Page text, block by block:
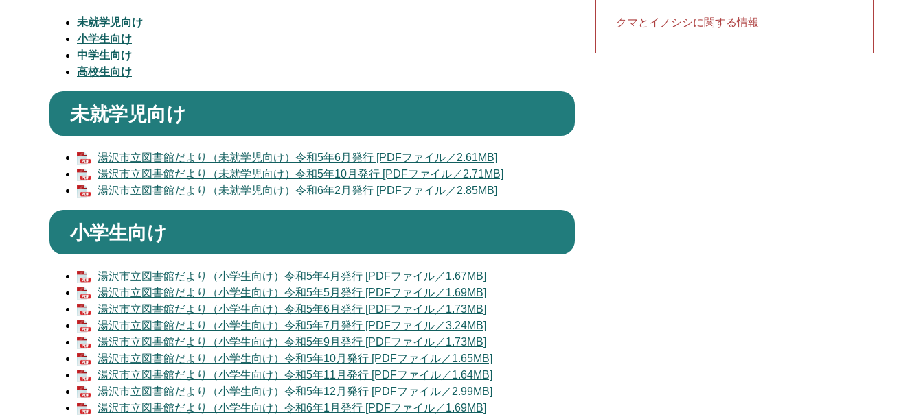
未就学児向け
小学生向け
中学生向け
高校生向け
未就学児向け
湯沢市立図書館だより（未就学児向け）令和5年6月発行 [PDFファイル／2.61MB]
湯沢市立図書館だより（未就学児向け）令和5年10月発行 [PDFファイル／2.71MB]
湯沢市立図書館だより（未就学児向け）令和6年2月発行 [PDFファイル／2.85MB]
小学生向け
湯沢市立図書館だより（小学生向け）令和5年4月発行 [PDFファイル／1.67MB]
湯沢市立図書館だより（小学生向け）令和5年5月発行 [PDFファイル／1.69MB]
湯沢市立図書館だより（小学生向け）令和5年6月発行 [PDFファイル／1.73MB]
湯沢市立図書館だより（小学生向け）令和5年7月発行 [PDFファイル／3.24MB]
湯沢市立図書館だより（小学生向け）令和5年9月発行 [PDFファイル／1.73MB]
湯沢市立図書館だより（小学生向け）令和5年10月発行 [PDFファイル／1.65MB]
湯沢市立図書館だより（小学生向け）令和5年11月発行 [PDFファイル／1.64MB]
湯沢市立図書館だより（小学生向け）令和5年12月発行 [PDFファイル／2.99MB]
湯沢市立図書館だより（小学生向け）令和6年1月発行 [PDFファイル／1.69MB]
クマとイノシシに関する情報